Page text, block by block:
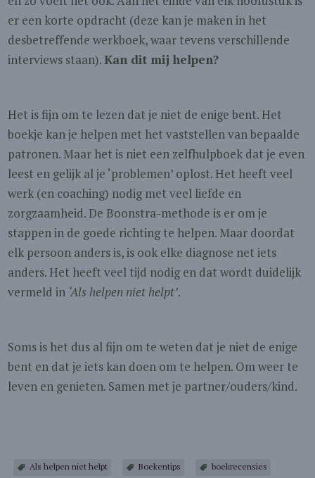
er een korte opdracht (deze kan je maken in het
desbetreffende werkboek, waar tevens verschillende
interviews staan).Kan dit mij helpen?
Het is fijn om te lezen dat je niet de enige bent. Het
boekje kan je helpen met het vaststellen van bepaalde
patronen. Maar het is niet een zelfhulpboek dat je even
leest en gelijk al je ‘problemen’ oplost. Het heeft veel
werk (en coaching) nodig met veel liefde en
zorgzaamheid. De Boonstra-methode is er om je
stappen in de goede richting te helpen. Maar doordat
elk persoon anders is, is ook elke diagnose net iets
anders. Het heeft veel tijd nodig en dat wordt duidelijk
vermeld in ‘Als helpen niet helpt’.
Soms is het dus al fijn om te weten dat je niet de enige
bent en dat je iets kan doen om te helpen. Om weer te
leven en genieten. Samen met je partner/ouders/kind.
Als helpen niet helpt Boekentips boekrecensies